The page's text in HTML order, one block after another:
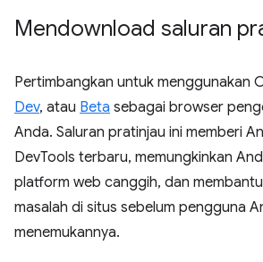
Mendownload saluran
Pertimbangkan untuk menggunakan
Dev, atau Beta sebagai browser
Anda. Saluran pratinjau ini memberi
DevTools terbaru, memungkinkan
platform web canggih, dan
masalah di situs sebelum pengguna
menemukannya.